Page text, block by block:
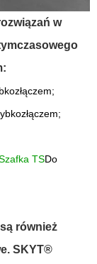
w
TSDo
również
SKYT®